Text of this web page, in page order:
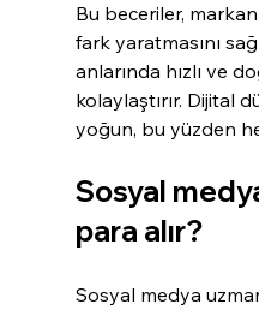
Bu beceriler,
fark yaratmasını
anlarında hızlı ve
kolaylaştırır. Dijital
yoğun, bu yüzden
Sosyal
para alır?
Sosyal medya